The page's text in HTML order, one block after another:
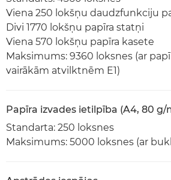
Viena 250 lokšņu daudzfunkciju
Divi 1770 lokšņu papīra statņi
Viena 570 lokšņu papīra kasete
Maksimums: 9360 loksnes (ar
vairākām atvilktnēm E1)
Papīra izvades ietilpība (A4, 80 g/
Standarta: 250 loksnes
Maksimums: 5000 loksnes (ar